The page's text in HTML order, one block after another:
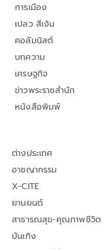
การเมือง
เปลว สีเงิน
คอลัมนิสต์
บทความ
เศรษฐกิจ
ข่าวพระราชสำนัก
หนังสือพิมพ์
ต่างประเทศ
อาชญากรรม
X-CITE
ยานยนต์
สาธารณสุข-คุณภาพชีวิต
บันเทิง